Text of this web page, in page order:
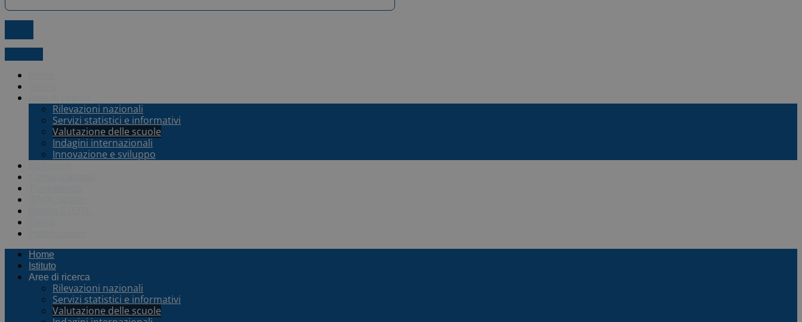
Rilevazioni nazionali
Servizi statistici e informativi
Valutazione delle scuole
Indagini internazionali
Innovazione e sviluppo
Home
Istituto
Aree di ricerca
Rilevazioni nazionali
Servizi statistici e informativi
Valutazione delle scuole